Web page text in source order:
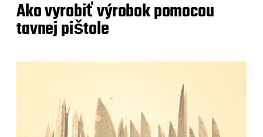
Ako vyrobiť výrobok pomocou
tavnej pištole